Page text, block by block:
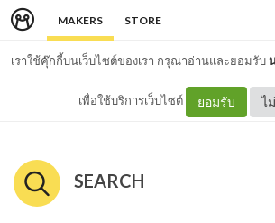
MAKERS STORE
เราใช้คุ๊กกี้บนเว็บไซต์ของเรา กรุณาอ่านและยอมรับ
เพื่อใช้บริการเว็บไซต์ ยอมรับ ไ
SEARCH